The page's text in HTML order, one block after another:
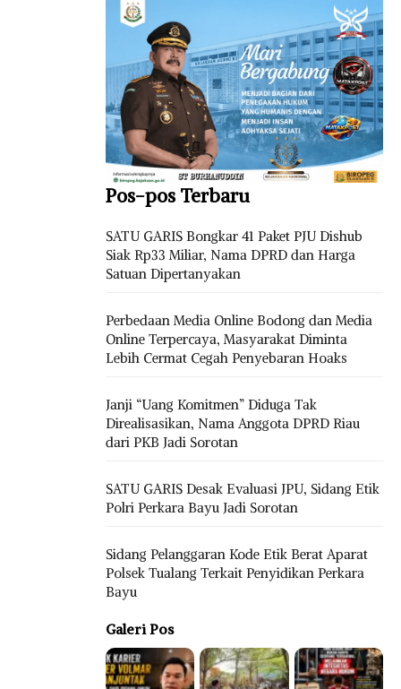
Pos-pos Terbaru
SATU GARIS Bongkar 41 Paket PJU Dishub
Siak Rp33 Miliar, Nama DPRD dan Harga
Satuan Dipertanyakan
Perbedaan Media Online Bodong dan Media
Online Terpercaya, Masyarakat Diminta
Lebih Cermat Cegah Penyebaran Hoaks
Janji “Uang Komitmen” Diduga Tak
Direalisasikan, Nama Anggota DPRD Riau
dari PKB Jadi Sorotan
SATU GARIS Desak Evaluasi JPU, Sidang Etik
Polri Perkara Bayu Jadi Sorotan
Sidang Pelanggaran Kode Etik Berat Aparat
Polsek Tualang Terkait Penyidikan Perkara
Bayu
Galeri Pos